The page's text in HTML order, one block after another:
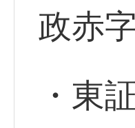
政赤
・東